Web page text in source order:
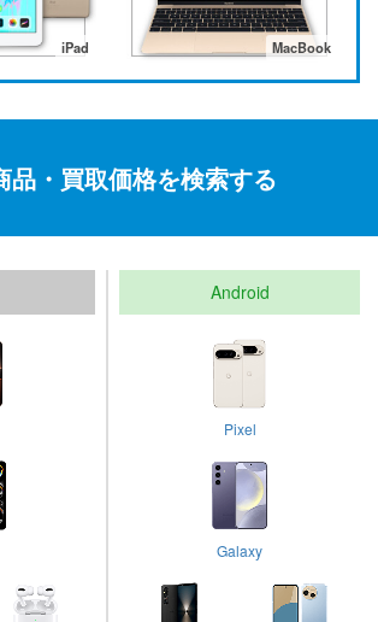
iPad MacBook
品・買取価格を検索する
Android
Pixel
Galaxy